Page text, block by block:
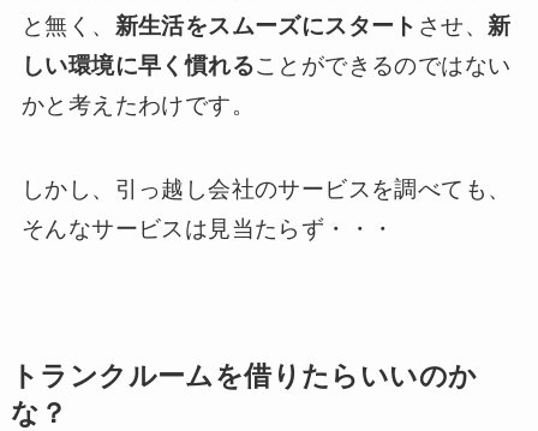
と無く、 新生活をスムーズにスタート させ、 新
しい環境に早く慣れることができるのではない
かと考えたわけです。
しかし、引っ越し会社のサービスを調べても、
そんなサービスは見当たらず・・・
トランクルームを借りたらいいのか
な？